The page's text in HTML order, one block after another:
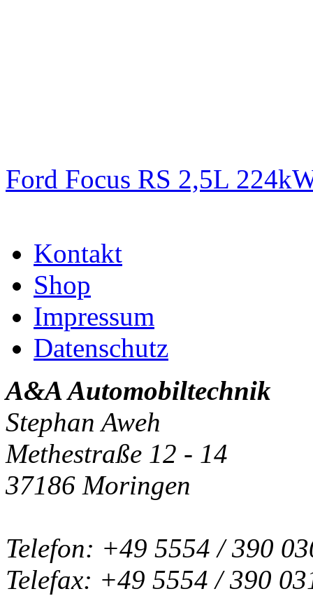
Ford Focus RS 2,5L
Kontakt
Shop
Impressum
Datenschutz
A&A Automobiltechnik
Stephan Aweh
Methestraße 12 - 14
37186 Moringen
Telefon: +49 5554 / 390
Telefax: +49 5554 / 390